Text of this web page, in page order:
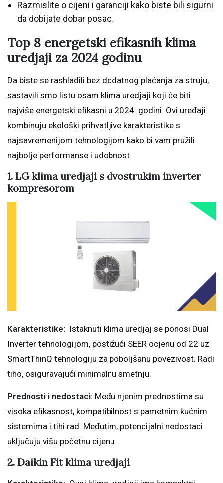
Razmislite o cijeni i garanciji kako biste bili sigurni
da dobijate dobar posao.
Top 8 energetski efikasnih klima
uredjaji za 2024 godinu
Da biste se rashladili bez dodatnog plaćanja za struju,
sastavili smo listu osam klima uredjaji koji će biti
najviše energetski efikasni u 2024. godini. Ovi uređaji
kombinuju ekološki prihvatljive karakteristike s
najsavremenijom tehnologijom kako bi vam pružili
najbolje performanse i udobnost.
1. LG klima uredjaji s dvostrukim inverter
kompresorom
Karakteristike: Istaknuti klima uredjaj se ponosi Dual
Inverter tehnologijom, postižući SEER ocjenu od 22 uz
SmartThinQ tehnologiju za poboljšanu povezivost. Radi
tiho, osiguravajući minimalnu smetnju.
Prednosti i nedostaci: Među njenim prednostima su
visoka efikasnost, kompatibilnost s pametnim kućnim
sistemima i tihi rad. Međutim, potencijalni nedostaci
uključuju višu početnu cijenu.
2. Daikin Fit klima uredjaji